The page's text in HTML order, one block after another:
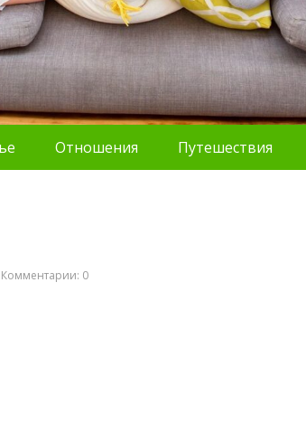
Отношения Путешествия
Комментарии: 0